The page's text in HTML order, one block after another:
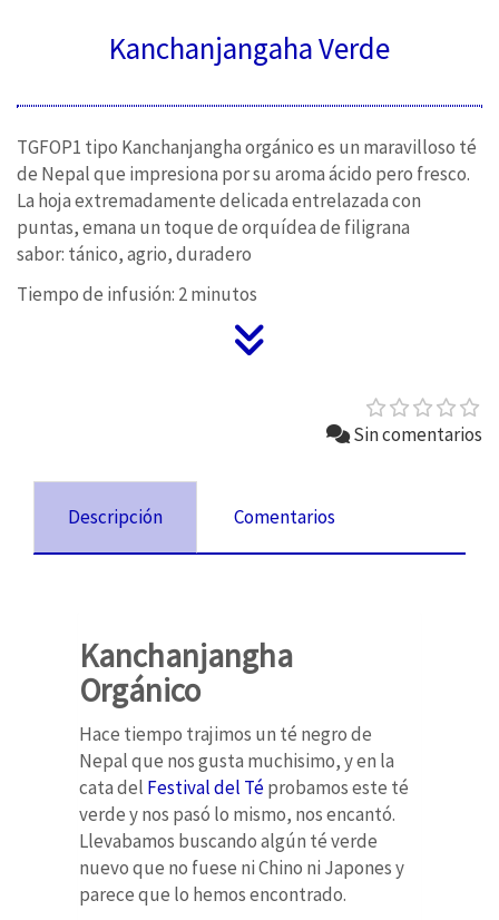
Kanchanjangaha Verde
TGFOP1 tipo Kanchanjangha orgánico es un maravilloso té
de Nepal que impresiona por su aroma ácido pero fresco.
La hoja extremadamente delicada entrelazada con
puntas, emana un toque de orquídea de filigrana
sabor: tánico, agrio, duradero
Tiempo de infusión: 2 minutos
Sin comentarios
Descripción Comentarios
Kanchanjangha
Orgánico
Hace tiempo trajimos un té negro de
Nepal que nos gusta muchisimo, y en la
cata del Festival del Téprobamos este té
verde y nos pasó lo mismo, nos encantó.
Llevabamos buscando algún té verde
nuevo que no fuese ni Chino ni Japones y
parece que lo hemos encontrado.